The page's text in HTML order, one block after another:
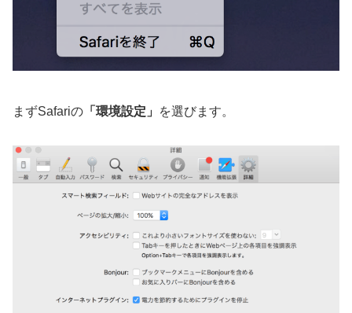
まずSafariの 「環境設定」 を選びます。